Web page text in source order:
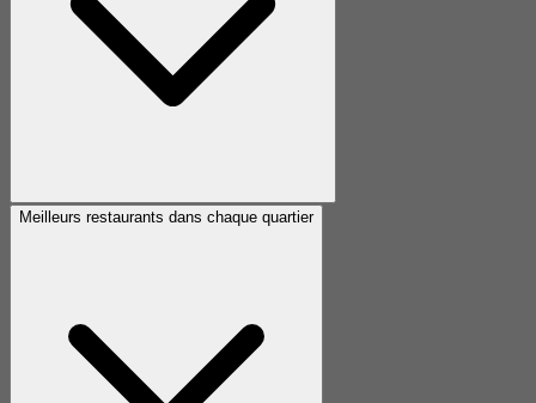
Meilleurs restaurants dans chaque quartier